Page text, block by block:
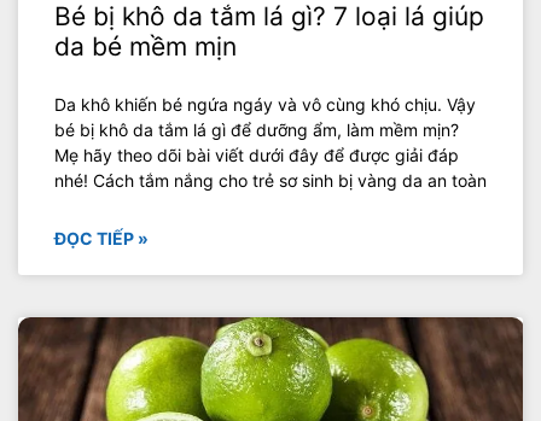
Bé bị khô da tắm lá gì? 7 loại lá giúp
da bé mềm mịn
Da khô khiến bé ngứa ngáy và vô cùng khó chịu. Vậy
bé bị khô da tắm lá gì để dưỡng ẩm, làm mềm mịn?
Mẹ hãy theo dõi bài viết dưới đây để được giải đáp
nhé! Cách tắm nắng cho trẻ sơ sinh bị vàng da an toàn
ĐỌC TIẾP »